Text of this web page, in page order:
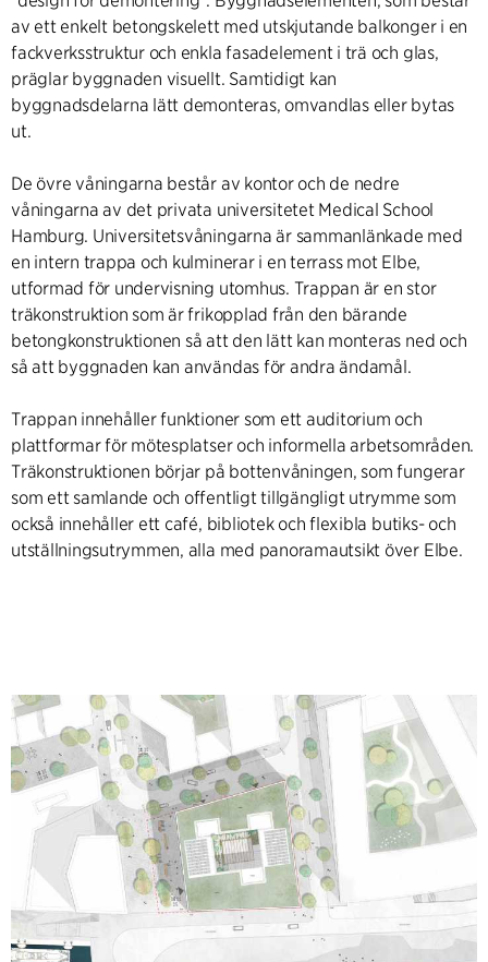
av ett enkelt betongskelett med utskjutande balkonger i en
fackverksstruktur och enkla fasadelement i trä och glas,
präglar byggnaden visuellt. Samtidigt kan
byggnadsdelarna lätt demonteras, omvandlas eller bytas
ut.
De övre våningarna består av kontor och de nedre
våningarna av det privata universitetet Medical School
Hamburg. Universitetsvåningarna är sammanlänkade med
en intern trappa och kulminerar i en terrass mot Elbe,
utformad för undervisning utomhus. Trappan är en stor
träkonstruktion som är frikopplad från den bärande
betongkonstruktionen så att den lätt kan monteras ned och
så att byggnaden kan användas för andra ändamål.
Trappan innehåller funktioner som ett auditorium och
plattformar för mötesplatser och informella arbetsområden.
Träkonstruktionen börjar på bottenvåningen, som fungerar
som ett samlande och offentligt tillgängligt utrymme som
också innehåller ett café, bibliotek och flexibla butiks- och
utställningsutrymmen, alla med panoramautsikt över Elbe.